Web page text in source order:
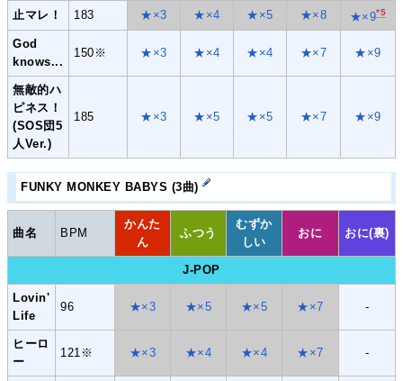
止マレ！ 183 ★×3 ★×4 ★×5 ★×8 ★×9*5
God
knows...
150※ ★×3 ★×4 ★×4 ★×7 ★×9
無敵的ハ
ピネス！
(SOS団5
人Ver.)
185 ★×3 ★×5 ★×5 ★×7 ★×9
FUNKY MONKEY BABYS (3曲)
曲名 BPM
かんた
ん
ふつう
むずか
しい
おに おに(裏)
J-POP
Lovin'
Life
96 ★×3 ★×5 ★×5 ★×7 -
ヒーロ
ー
121※ ★×3 ★×4 ★×4 ★×7 -